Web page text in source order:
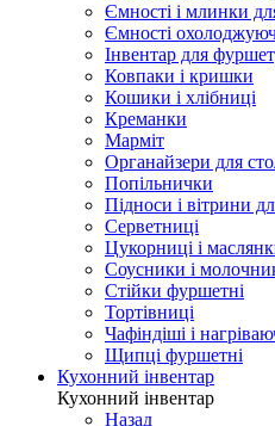
Ємності і млинки
Ємності
Інвентар для
Ковпаки і кришки
Кошики і хлібниці
Креманки
Марміт
Органайзери для
Попільнички
Підноси і вітрини
Серветниці
Цукорниці і
Соусники і
Стійки фуршетні
Тортівниці
Чафіндіші і
Щипці фуршетні
Кухонний інвентар
Кухонний інвентар
Назад